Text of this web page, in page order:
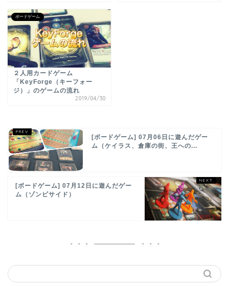
ボードゲーム
２人用カードゲーム
「KeyForge（キーフォー
ジ）」のゲームの流れ
2019/04/30
[ボードゲーム] 07月06日に遊んだゲー
ム（ケイラス、倉庫の街、王への...
[ボードゲーム] 07月12日に遊んだゲー
ム（ゾンビサイド）